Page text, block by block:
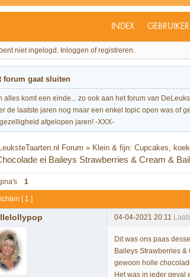
INDEX
niet ingelogd. Inloggen of registreren.
forum gaat sluiten
alles komt een einde... zo ook aan het forum van
de laatste jaren nog maar een enkel topic open was of
afgelopen jaren! -XXX-
Forum » Klein & fijn: Cupcakes,
ei Baileys Strawberries & Cream &
1
[ 1 ]
04-04-2021 20:11
Dit was ons paas
Baileys Strawberries
gewoon holle
Het was in ieder geval